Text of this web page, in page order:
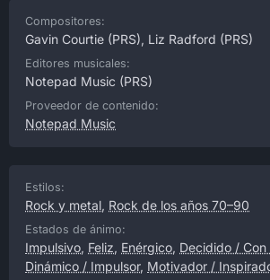
Compositores:
Gavin Courtie (PRS), Liz Radford (PRS)
Editores musicales:
Notepad Music (PRS)
Proveedor de contenido:
Notepad Music
Estilos:
Rock y metal, Rock de los años 70–90
Estados de ánimo:
Impulsivo, Feliz, Enérgico, Decidido /
Dinámico / Impulsor, Motivador /